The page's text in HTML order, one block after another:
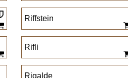
Riffstein
Rifli
Rigalde